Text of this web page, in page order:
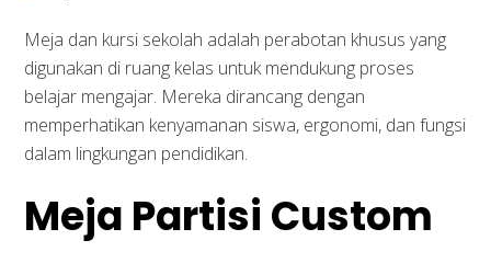
Meja dan kursi sekolah adalah perabotan khusus yang
digunakan di ruang kelas untuk mendukung proses
belajar mengajar. Mereka dirancang dengan
memperhatikan kenyamanan siswa, ergonomi, dan fungsi
dalam lingkungan pendidikan.
Meja Partisi Custom